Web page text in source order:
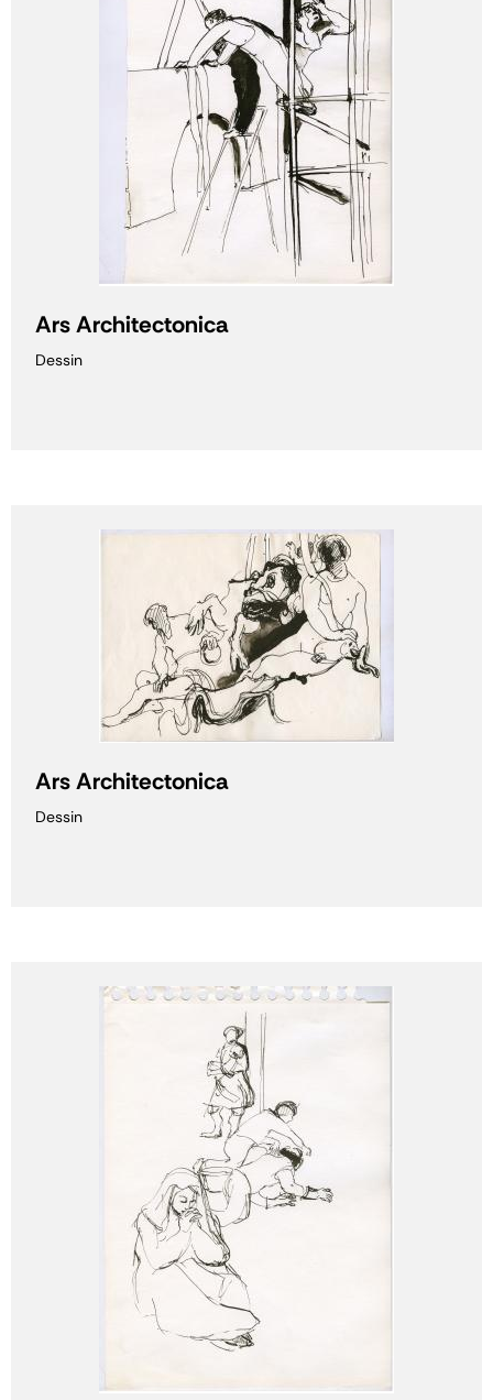
Ars Architectonica
Dessin
Ars Architectonica
Dessin